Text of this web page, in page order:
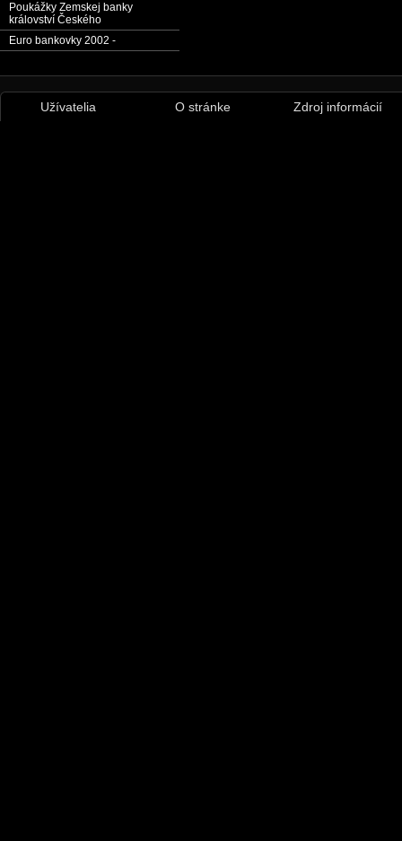
Poukážky Zemskej banky
království Českého
Euro bankovky 2002 -
Užívatelia O stránke Zdroj informácií